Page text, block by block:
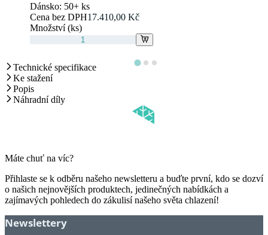
Dánsko: 50+ ks
Cena bez DPH17.410,00 Kč
Množství (ks)
Technické specifikace
Ke stažení
Popis
Náhradní díly
Máte chuť na víc?
Přihlaste se k odběru našeho newsletteru a buďte první, kdo se dozví
o našich nejnovějších produktech, jedinečných nabídkách a
zajímavých pohledech do zákulisí našeho světa chlazení!
Newslettery